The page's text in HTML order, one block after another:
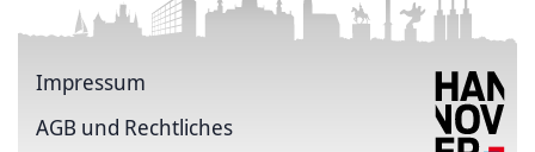
Impressum
AGB und Rechtliches